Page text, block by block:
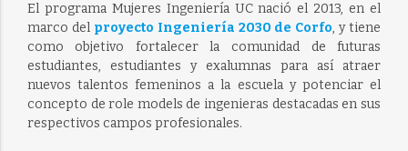
El programa Mujeres Ingeniería UC nació el 2013, en el
marco del proyecto Ingeniería 2030 de Corfo, y tiene
como objetivo fortalecer la comunidad de futuras
estudiantes, estudiantes y exalumnas para así atraer
nuevos talentos femeninos a la escuela y potenciar el
concepto de role models de ingenieras destacadas en sus
respectivos campos profesionales.